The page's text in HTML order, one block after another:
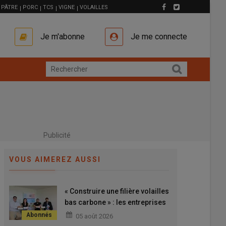
PÂTRE PORC TCS VIGNE VOLAILLES
Je m'abonne Je me connecte
Publicité
VOUS AIMEREZ AUSSI
« Construire une filière volailles
bas carbone » : les entreprises
de l’amont agissent en collectif
05 août 2026